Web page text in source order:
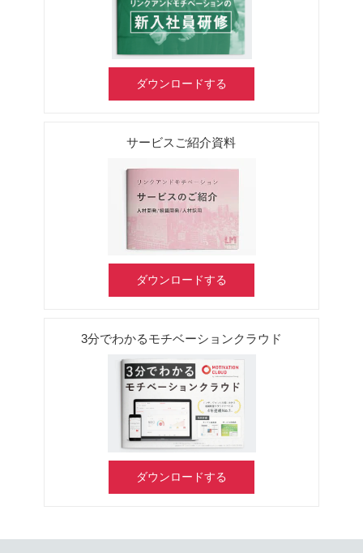
ダウンロードする
サービスご紹介資料
ダウンロードする
3分でわかるモチベーションクラウド
ダウンロードする